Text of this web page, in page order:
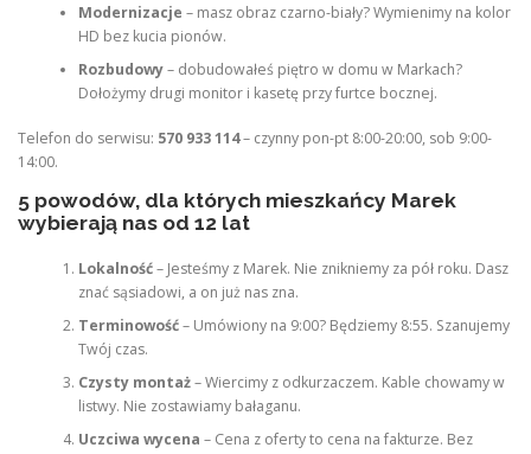
Modernizacje – masz obraz czarno-biały? Wymienimy na kolor
HD bez kucia pionów.
Rozbudowy– dobudowałeś piętro w domu w Markach?
Dołożymy drugi monitor i kasetę przy furtce bocznej.
Telefon do serwisu: 570 933 114– czynny pon-pt 8:00-20:00, sob 9:00-
14:00.
5 powodów, dla których mieszkańcy Marek
wybierają nas od 12 lat
Lokalność– Jesteśmy z Marek. Nie znikniemy za pół roku. Dasz
znać sąsiadowi, a on już nas zna.
Terminowość– Umówiony na 9:00? Będziemy 8:55. Szanujemy
Twój czas.
Czysty montaż– Wiercimy z odkurzaczem. Kable chowamy w
listwy. Nie zostawiamy bałaganu.
Uczciwa wycena – Cena z oferty to cena na fakturze. Bez